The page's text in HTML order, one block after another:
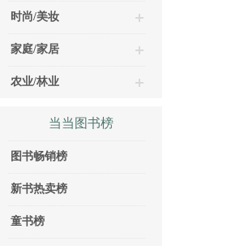
时尚/美妆
家庭/家居
农业/林业
当当图书榜
图书畅销榜
新书热卖榜
童书榜